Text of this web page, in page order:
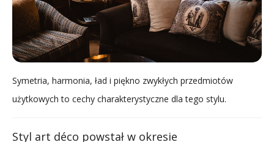
Symetria, harmonia, ład i piękno zwykłych przedmiotów
użytkowych to cechy charakterystyczne dla tego stylu.
Styl art déco powstał w okresie